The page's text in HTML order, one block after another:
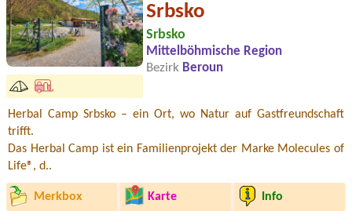
Srbsko
Srbsko
Mittelböhmische Region
Bezirk Beroun
Herbal Camp Srbsko – ein Ort, wo Natur auf Gastfreundschaft
trifft.
Das Herbal Camp ist ein Familienprojekt der Marke Molecules of
Life®, d..
Merkbox Karte Info